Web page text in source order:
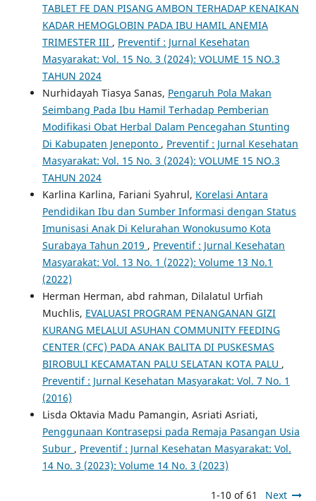
TABLET FE DAN PISANG AMBON TERHADAP KENAIKAN
KADAR HEMOGLOBIN PADA IBU HAMIL ANEMIA
TRIMESTER III , Preventif : Jurnal Kesehatan
Masyarakat: Vol. 15 No. 3 (2024): VOLUME 15 NO.3
TAHUN 2024
Nurhidayah Tiasya Sanas, Pengaruh Pola Makan
Seimbang Pada Ibu Hamil Terhadap Pemberian
Modifikasi Obat Herbal Dalam Pencegahan Stunting
Di Kabupaten Jeneponto , Preventif : Jurnal Kesehatan
Masyarakat: Vol. 15 No. 3 (2024): VOLUME 15 NO.3
TAHUN 2024
Karlina Karlina, Fariani Syahrul, Korelasi Antara
Pendidikan Ibu dan Sumber Informasi dengan Status
Imunisasi Anak Di Kelurahan Wonokusumo Kota
Surabaya Tahun 2019 , Preventif : Jurnal Kesehatan
Masyarakat: Vol. 13 No. 1 (2022): Volume 13 No.1
(2022)
Herman Herman, abd rahman, Dilalatul Urfiah
Muchlis, EVALUASI PROGRAM PENANGANAN GIZI
KURANG MELALUI ASUHAN COMMUNITY FEEDING
CENTER (CFC) PADA ANAK BALITA DI PUSKESMAS
BIROBULI KECAMATAN PALU SELATAN KOTA PALU ,
Preventif : Jurnal Kesehatan Masyarakat: Vol. 7 No. 1
(2016)
Lisda Oktavia Madu Pamangin, Asriati Asriati,
Penggunaan Kontrasepsi pada Remaja Pasangan Usia
Subur , Preventif : Jurnal Kesehatan Masyarakat: Vol.
14 No. 3 (2023): Volume 14 No. 3 (2023)
1-10 of 61 Next